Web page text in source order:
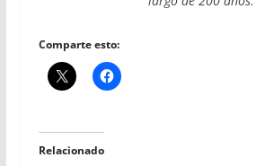
Comparte esto:
Relacionado